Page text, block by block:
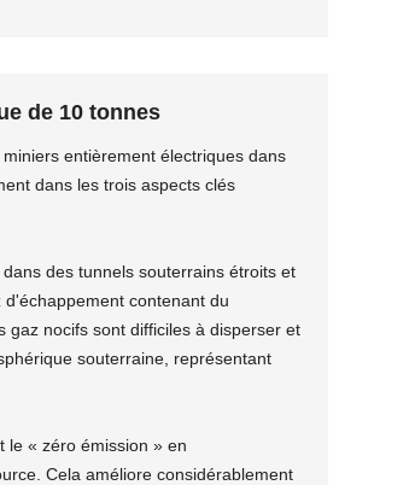
de 10 tonnes
entièrement électriques dans
dans les trois aspects clés
des tunnels souterrains étroits et
contenant du
gaz nocifs sont difficiles à disperser et
souterraine, représentant
le « zéro émission » en
Cela améliore considérablement